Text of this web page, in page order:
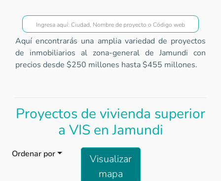
Proyectos de vivienda superior
a VIS en Jamundi
Aquí encontrarás una amplia variedad de proyectos
de inmobiliarios al zona-general de Jamundi con
precios desde $250 millones hasta $455 millones.
Ordenar por
Visualizar
mapa